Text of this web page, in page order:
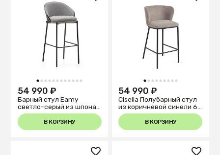
1 2 3 4 5 6 7 8 9 101112
54 990 ₽
Барный стул Eamy
светло-серый из шпона
ясеня с черной отделкой
В КОРЗИНУ
1 2 3 4 5 6 7 8 9
54 990 ₽
Ciselia Полубарный стул
из коричневой синели 65
см
В КОРЗИНУ